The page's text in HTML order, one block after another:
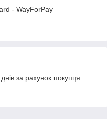
- WayForPay
за рахунок покупця